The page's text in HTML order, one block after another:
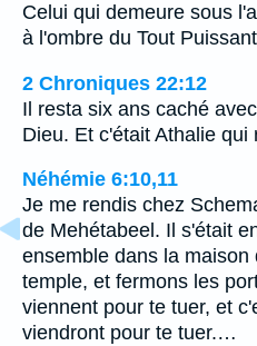
Celui qui demeure sous
à l'ombre du Tout
2 Chroniques 22:12
Il resta six ans caché
Dieu. Et c'était Athalie qui
Néhémie 6:10,11
Je me rendis chez
de Mehétabeel. Il s'était
ensemble dans la maison
temple, et fermons les
viennent pour te tuer, et
viendront pour te tuer.…